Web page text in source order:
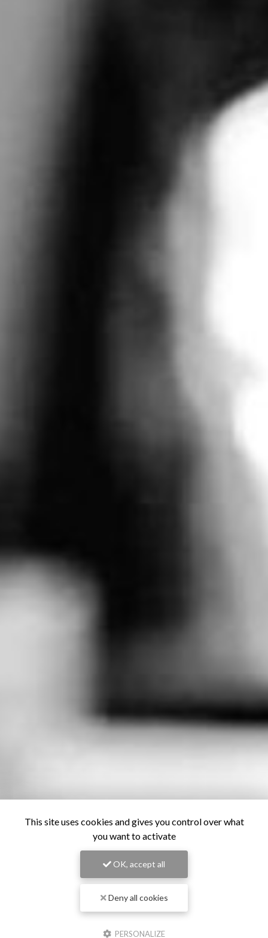
This site uses cookies and gives you control over what
you want to activate
OK, accept all
Deny all cookies
PERSONALIZE